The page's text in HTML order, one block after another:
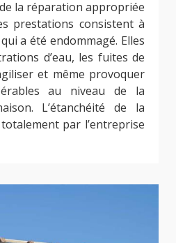
la réparation appropriée
prestations consistent à
a été endommagé. Elles
d’eau, les fuites de
et même provoquer
au niveau de la
L’étanchéité de la
par l’entreprise